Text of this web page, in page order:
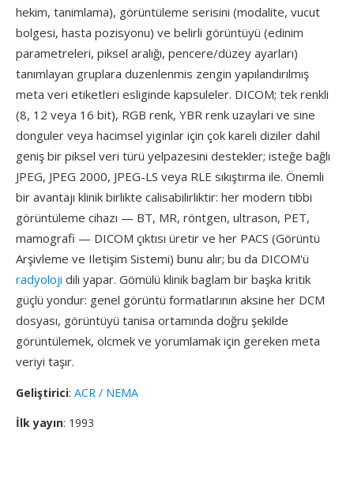
hekim, tanimlama), görüntüleme serisini (modalite, vucut
bolgesi, hasta pozisyonu) ve belirli görüntüyü (edinim
parametreleri, piksel aralığı, pencere/düzey ayarları)
tanımlayan gruplara duzenlenmis zengin yapılandırılmış
meta veri etiketleri esliginde kapsuleler. DICOM; tek renkli
(8, 12 veya 16 bit), RGB renk, YBR renk uzaylari ve sine
donguler veya hacimsel yiginlar için çok kareli diziler dahil
geniş bir piksel veri türü yelpazesini destekler; isteğe bağlı
JPEG, JPEG 2000, JPEG-LS veya RLE sıkıştırma ile. Önemli
bir avantajı klinik birlikte calisabilirliktir: her modern tıbbi
görüntüleme cihazı — BT, MR, röntgen, ultrason, PET,
mamografi — DICOM çıktısı üretir ve her PACS (Görüntü
Arşivleme ve Iletişim Sistemi) bunu alır; bu da DICOM'ü
radyoloji dili yapar. Gömülü klinik baglam bir başka kritik
güçlü yondur: genel görüntü formatlarının aksine her DCM
dosyası, görüntüyü tanisa ortamında doğru şekilde
görüntülemek, olcmek ve yorumlamak için gereken meta
veriyi taşır.
Geliştirici: ACR / NEMA
İlk yayın: 1993